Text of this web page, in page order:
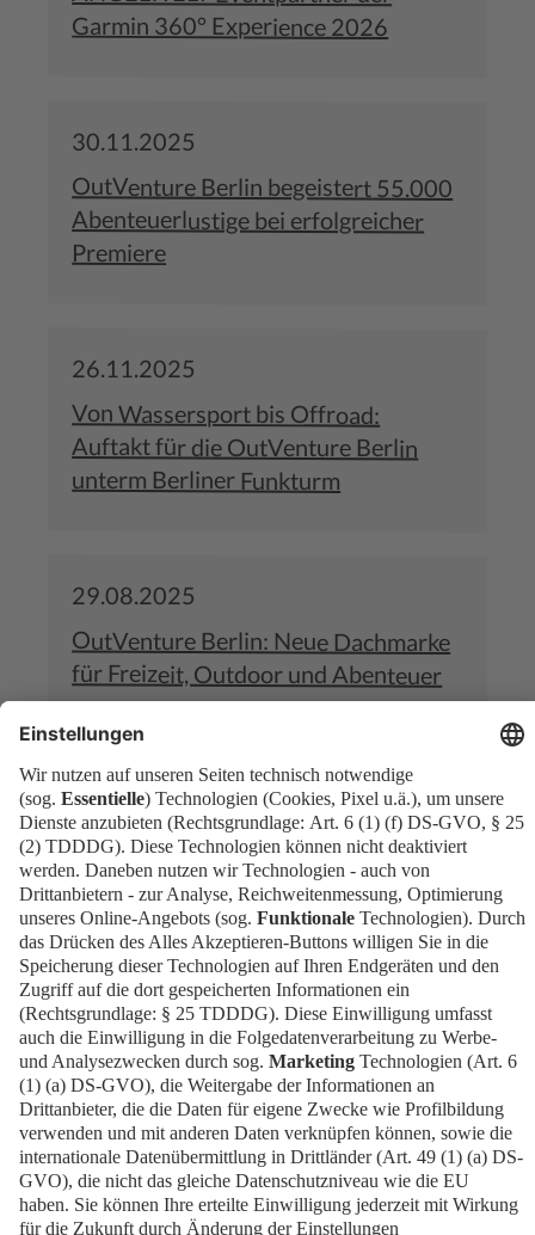
Garmin 360° Experience 2026
30.11.2025
OutVenture Berlin begeistert 55.000
Abenteuerlustige bei erfolgreicher
Premiere
26.11.2025
Von Wassersport bis Offroad:
Auftakt für die OutVenture Berlin
unterm Berliner Funkturm
29.08.2025
OutVenture Berlin: Neue Dachmarke
für Freizeit, Outdoor und Abenteuer
Pressearchiv
Presse
EN
KontaktDownloadsNewsletterImpressum
DatenschutzCookies
Erklärung zur BarrierefreiheitBarrierefrei